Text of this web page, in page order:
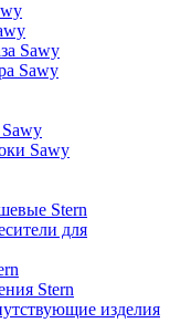
Sawy
Sawy
Sawy
Stern
для
Stern
изделия